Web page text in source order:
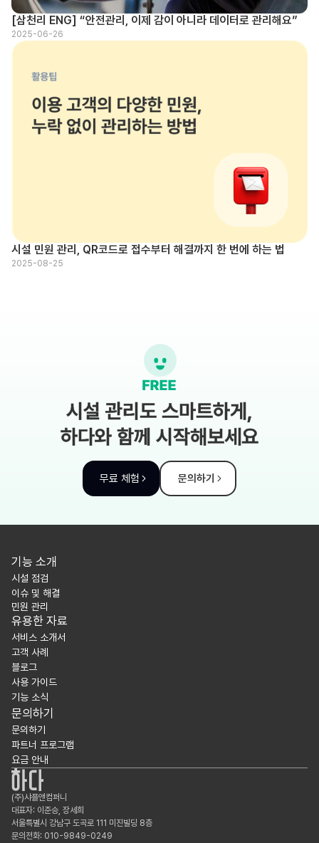
[삼천리 ENG] “안전관리, 이제 감이 아니라 데이터로 관리해요”
2025-06-26
시설 민원 관리, QR코드로 접수부터 해결까지 한 번에 하는 법
2025-08-25
시설 관리도 스마트하게,
하다와 함께 시작해보세요
무료 체험 문의하기
기능 소개
시설 점검
이슈 및 해결
민원 관리
유용한 자료
서비스 소개서
고객 사례
블로그
사용 가이드
기능 소식
문의하기
문의하기
파트너 프로그램
요금 안내
(주)샤플앤컴퍼니
대표자: 이준승, 장세희
서울특별시 강남구 도곡로 111 미진빌딩 8층
문의전화: 010-9849-0249